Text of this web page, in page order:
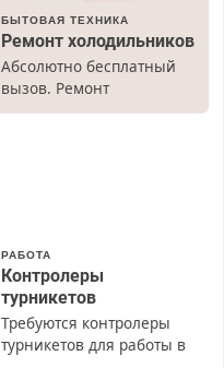
БЫТОВАЯ ТЕХНИКА
Ремонт холодильников
Абсолютно бесплатный
вызов. Ремонт
холодильников всех
РАБОТА
Контролеры
турникетов
Требуются контролеры
турникетов для работы в